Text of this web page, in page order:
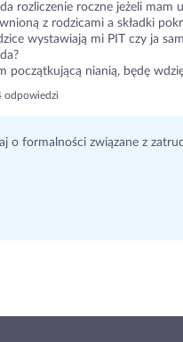
rozliczenie roczne jeżeli mam
z rodzicami a składki
wystawiają mi PIT czy ja
początkującą nianią, będę
odpowiedzi
o formalności związane z